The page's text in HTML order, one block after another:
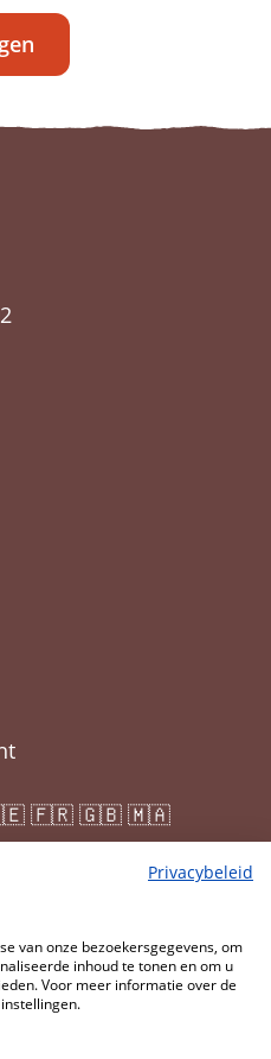
🇫🇷 🇬🇧 🇲🇦
Privacybeleid
van onze bezoekersgegevens, om
inhoud te tonen en om u
Voor meer informatie over de